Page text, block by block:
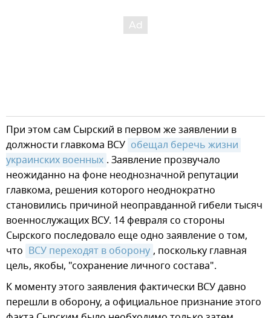
При этом сам Сырский в первом же заявлении в
должности главкома ВСУ обещал беречь жизни
украинских военных . Заявление прозвучало
неожиданно на фоне неоднозначной репутации
главкома, решения которого неоднократно
становились причиной неоправданной гибели тысяч
военнослужащих ВСУ. 14 февраля со стороны
Сырского последовало еще одно заявление о том,
что ВСУ переходят в оборону , поскольку главная
цель, якобы, "сохранение личного состава".
К моменту этого заявления фактически ВСУ давно
перешли в оборону, а официальное признание этого